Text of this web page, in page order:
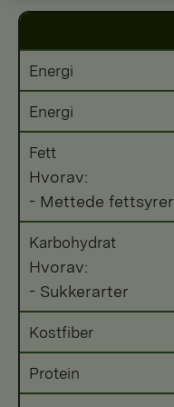
Energi
Energi
Fett
Hvorav:
- Mettede fettsyrer
Karbohydrat
Hvorav:
- Sukkerarter
Kostfiber
Protein